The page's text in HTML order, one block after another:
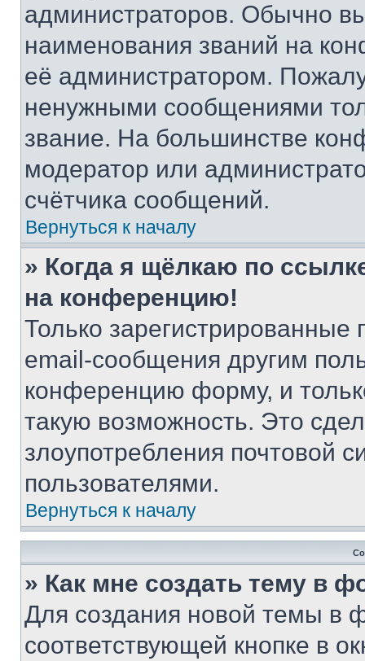
администраторов. Обычно
наименования званий на
её администратором.
ненужными сообщениями
звание. На большинстве
модератор или
счётчика сообщений.
Вернуться к началу
» Когда я щёлкаю по
на конференцию!
Только зарегистрированные
email-сообщения другим
конференцию форму, и
такую возможность. Это
злоупотребления почтовой
пользователями.
Вернуться к началу
» Как мне создать тему в
Для создания новой темы в
соответствующей кнопке в